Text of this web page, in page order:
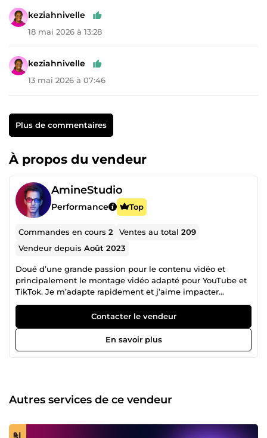
keziahnivelle
18 mai 2026 à 13:28
keziahnivelle
13 mai 2026 à 07:46
Plus de commentaires
À propos du vendeur
AmineStudio
Performance Top
Commandes en cours2 Ventes au total209
Vendeur depuisAoût 2023
Doué d’une grande passion pour le contenu vidéo et
principalement le montage vidéo adapté pour YouTube et
TikTok. Je m’adapte rapidement et j’aime impacter
positivement par mes compétences et ma créativité.
Contacter le vendeur
En savoir plus
Autres services de ce vendeur